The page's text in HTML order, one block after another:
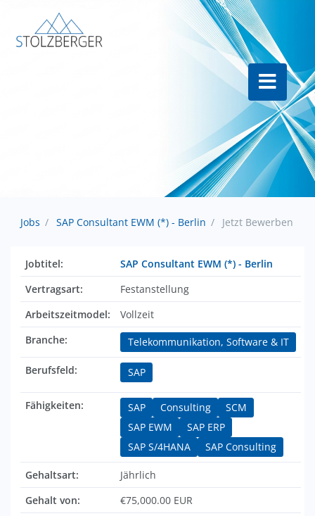
Jobs SAP Consultant EWM (*) - Berlin Jetzt Bewerben
Jobtitel:
SAP Consultant EWM (*) - Berlin
Vertragsart:
Festanstellung
Arbeitszeitmodel:
Vollzeit
Branche:
Telekommunikation, Software & IT
Berufsfeld: SAP
Fähigkeiten: SAP Consulting
SCM
SAP EWM
SAP ERP
SAP S/4HANA
SAP Consulting
Gehaltsart:
Jährlich
Gehalt von:
€75,000.00 EUR